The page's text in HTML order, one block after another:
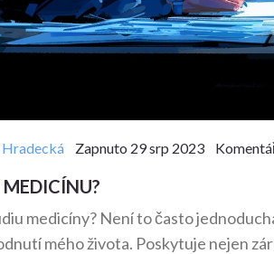
Hradecká Zapnuto 29 srp 2023
medicíny? Není to často
mého života. Poskytuje nejen